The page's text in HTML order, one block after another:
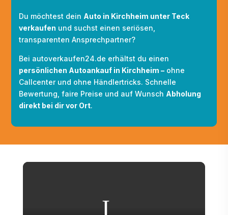
Du möchtest dein Auto in Kirchheim unter Teck
verkaufen und suchst einen seriösen,
transparenten Ansprechpartner?
Bei autoverkaufen24.de erhältst du einen
persönlichen Autoankauf in Kirchheim – ohne
Callcenter und ohne Händlertricks. Schnelle
Bewertung, faire Preise und auf Wunsch Abholung
direkt bei dir vor Ort.